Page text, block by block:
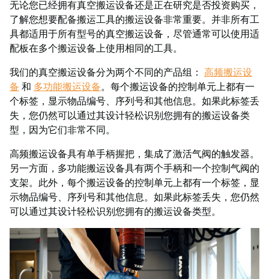
无论您已经拥有真空搬运设备还是正在研究是否投资购买，
了解您想要配备搬运工具的搬运设备非常重要。并非所有工
具都适用于所有型号的真空搬运设备，尽管通常可以使用适
配板在多个搬运设备上使用相同的工具。
我们的真空搬运设备分为两个不同的产品组： 高频搬运设
备 和 多功能搬运设备。每个搬运设备的控制单元上都有一
个标签，显示物品编号、序列号和其他信息。如果此标签丢
失，您仍然可以通过其设计轻松识别您拥有的搬运设备类
型，因为它们非常不同。
高频搬运设备具有单手柄握把，集成了激活气阀的触发器。
另一方面，多功能搬运设备具有两个手柄和一个控制气阀的
支架。此外，每个搬运设备的控制单元上都有一个标签，显
示物品编号、序列号和其他信息。如果此标签丢失，您仍然
可以通过其设计轻松识别您拥有的搬运设备类型。